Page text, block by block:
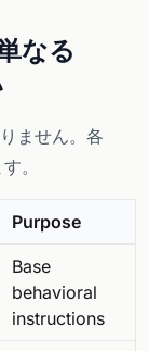
なる
ません。各
。
Purpose
Base
behavioral
instructions